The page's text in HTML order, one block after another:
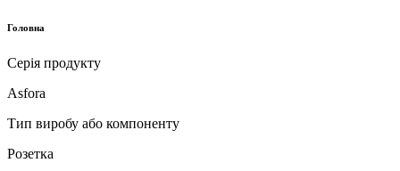
Головна
Серія продукту
Asfora
Тип виробу або компоненту
Розетка